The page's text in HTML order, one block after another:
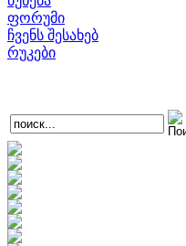
ფორუმი
ჩვენს შესახებ
რუკები